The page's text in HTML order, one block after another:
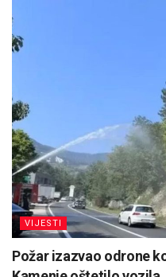
VIJESTI
Požar izazvao odrone